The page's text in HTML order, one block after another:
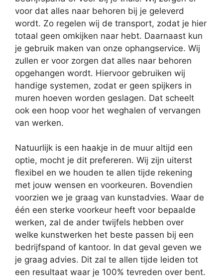
voor dat alles naar behoren bij je geleverd
wordt. Zo regelen wij de transport, zodat je hier
totaal geen omkijken naar hebt. Daarnaast kun
je gebruik maken van onze ophangservice. Wij
zullen er voor zorgen dat alles naar behoren
opgehangen wordt. Hiervoor gebruiken wij
handige systemen, zodat er geen spijkers in
muren hoeven worden geslagen. Dat scheelt
ook een hoop voor het weghalen of vervangen
van werken.
Natuurlijk is een haakje in de muur altijd een
optie, mocht je dit prefereren. Wij zijn uiterst
flexibel en we houden te allen tijde rekening
met jouw wensen en voorkeuren. Bovendien
voorzien we je graag van kunstadvies. Waar de
één een sterke voorkeur heeft voor bepaalde
werken, zal de ander twijfels hebben over
welke kunstwerken het beste passen bij een
bedrijfspand of kantoor. In dat geval geven we
je graag advies. Dit zal te allen tijde leiden tot
een resultaat waar je 100% tevreden over bent.